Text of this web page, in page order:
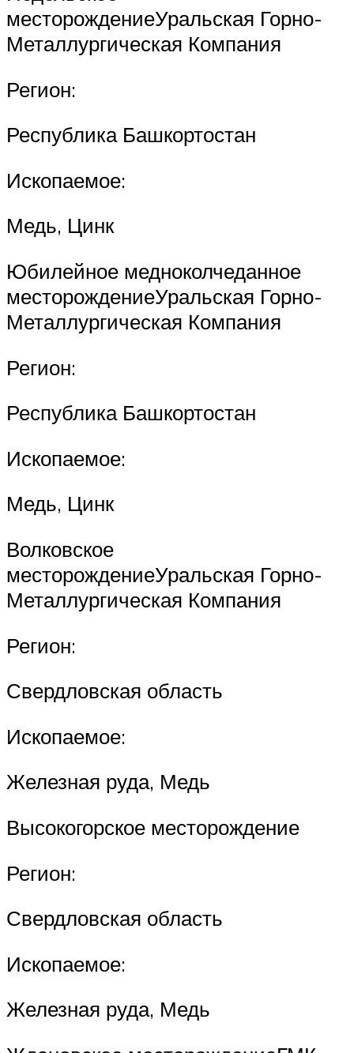
месторождениеУральская Горно-
Металлургическая Компания
Регион:
Республика Башкортостан
Ископаемое:
Медь, Цинк
Юбилейное медноколчеданное
месторождениеУральская Горно-
Металлургическая Компания
Регион:
Республика Башкортостан
Ископаемое:
Медь, Цинк
Волковское
месторождениеУральская Горно-
Металлургическая Компания
Регион:
Свердловская область
Ископаемое:
Железная руда, Медь
Высокогорское месторождение
Регион:
Свердловская область
Ископаемое:
Железная руда, Медь